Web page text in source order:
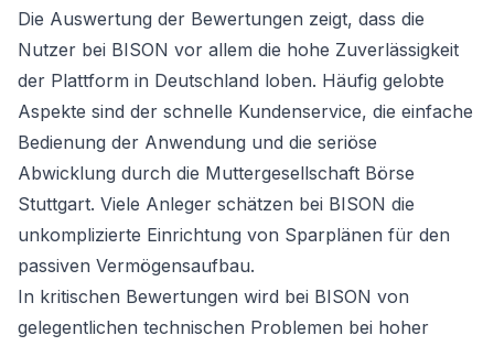
Die Auswertung der Bewertungen zeigt, dass die
Nutzer bei BISON vor allem die hohe Zuverlässigkeit
der Plattform in Deutschland loben. Häufig gelobte
Aspekte sind der schnelle Kundenservice, die einfache
Bedienung der Anwendung und die seriöse
Abwicklung durch die Muttergesellschaft Börse
Stuttgart. Viele Anleger schätzen bei BISON die
unkomplizierte Einrichtung von Sparplänen für den
passiven Vermögensaufbau.
In kritischen Bewertungen wird bei BISON von
gelegentlichen technischen Problemen bei hoher